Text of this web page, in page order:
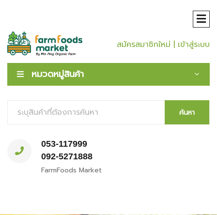
สมัครสมาชิกใหม่ | เข้าสู่ระบบ
หมวดหมู่สินค้า
ค้นหา
053-117999
092-5271888
FarmFoods Market